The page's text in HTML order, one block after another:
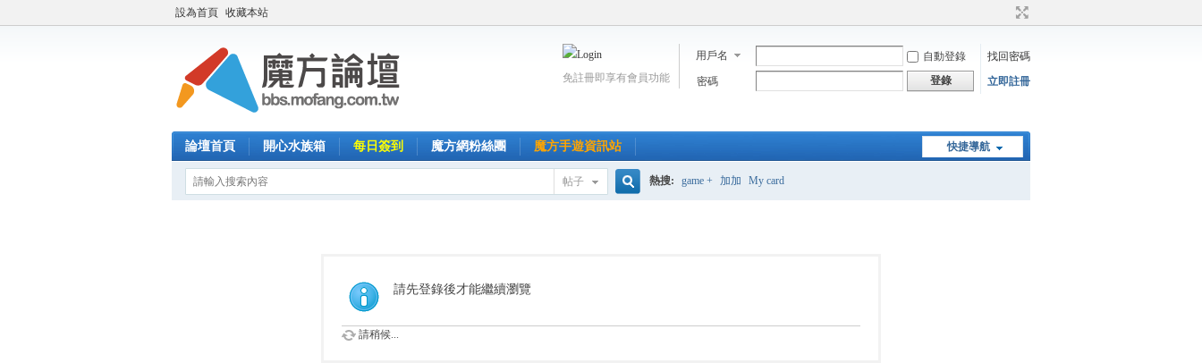
設為首頁 收藏本站
用戶名 自動登錄
找回密碼
密碼
登錄 立即註冊
免註冊即享有會員功能
快捷導航
論壇首頁 開心水族箱 每日簽到 魔方網粉絲團 魔方手遊資訊站
帖子 熱搜: game + 加加 My card
請先登錄後才能繼續瀏覽
請稍候...